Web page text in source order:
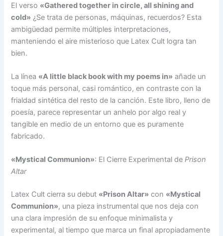
El verso «Gathered together in circle, all shining and
cold» ¿Se trata de personas, máquinas, recuerdos? Esta
ambigüedad permite múltiples interpretaciones,
manteniendo el aire misterioso que Latex Cult logra tan
bien.
La línea «A little black book with my poems in» añade un
toque más personal, casi romántico, en contraste con la
frialdad sintética del resto de la canción. Este libro, lleno de
poesía, parece representar un anhelo por algo real y
tangible en medio de un entorno que es puramente
fabricado.
«Mystical Communion»: El Cierre Experimental dePrison
Altar
Latex Cult cierra su debut «Prison Altar» con «Mystical
Communion», una pieza instrumental que nos deja con
una clara impresión de su enfoque minimalista y
experimental, al tiempo que marca un final apropiadamente